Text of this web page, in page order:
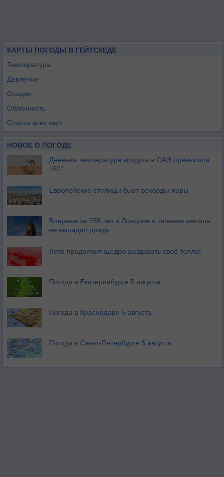
КАРТЫ ПОГОДЫ В ГЕЙТСХЕДЕ
Температура
Давление
Осадки
Облачность
Список всех карт
НОВОЕ О ПОГОДЕ
Дневная температура воздуха в ОАЭ превысила
+51°
Европейские столицы бьют рекорды жары
Впервые за 155 лет в Лондоне в течение месяца
не выпадал дождь
Лето продолжит щедро раздавать своё тепло!
Погода в Екатеринбурге 5 августа
Погода в Краснодаре 5 августа
Погода в Санкт-Петербурге 5 августа